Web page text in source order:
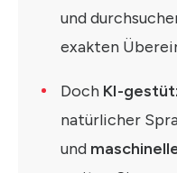
und
exakten
Doch KI-
natürlicher
und